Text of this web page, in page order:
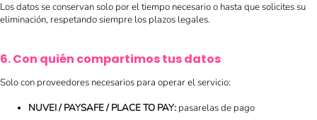
Los datos se conservan solo por el tiempo necesario o hasta que solicites su
eliminación, respetando siempre los plazos legales.
6. Con quién compartimos tus datos
Solo con proveedores necesarios para operar el servicio:
NUVEI / PAYSAFE / PLACE TO PAY: pasarelas de pago